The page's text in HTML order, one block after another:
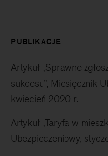
PUBLIKACJE
Artykuł „Sprawne
sukcesu”, Miesięcznik
kwiecień 2020 r.
Artykuł „Taryfa w
Ubezpieczeniowy,